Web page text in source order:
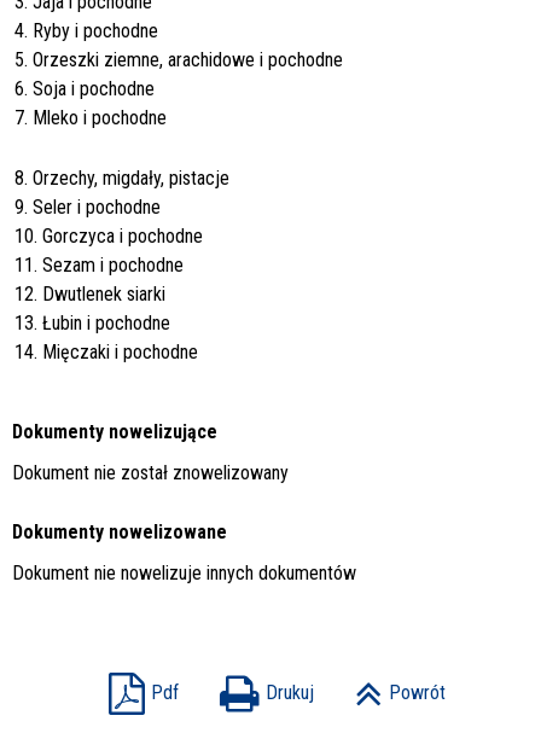
4. Ryby i pochodne
5. Orzeszki ziemne, arachidowe i pochodne
6. Soja i pochodne
7. Mleko i pochodne
8. Orzechy, migdały, pistacje
9. Seler i pochodne
10. Gorczyca i pochodne
11. Sezam i pochodne
12. Dwutlenek siarki
13. Łubin i pochodne
14. Mięczaki i pochodne
Dokumenty nowelizujące
Dokument nie został znowelizowany
Dokumenty nowelizowane
Dokument nie nowelizuje innych dokumentów
Pdf Drukuj Powrót